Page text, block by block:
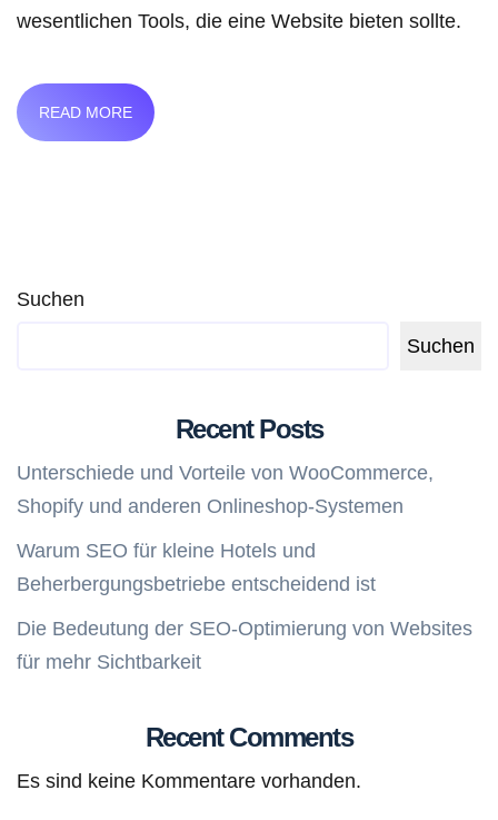
wesentlichen Tools, die eine Website bieten sollte.
READ MORE
Suchen
Suchen
Recent Posts
Unterschiede und Vorteile von WooCommerce,
Shopify und anderen Onlineshop-Systemen
Warum SEO für kleine Hotels und
Beherbergungsbetriebe entscheidend ist
Die Bedeutung der SEO-Optimierung von Websites
für mehr Sichtbarkeit
Recent Comments
Es sind keine Kommentare vorhanden.